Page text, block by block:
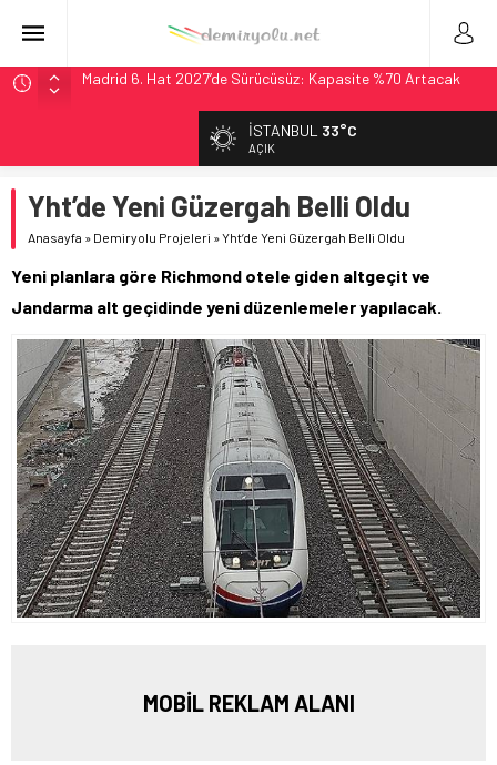
Madrid 6. Hat 2027’de Sürücüsüz: Kapasite %70 Artacak
Laing O’Rourke, 17,2 Milyar Sterlinlik Siparişle Tesis
İtalya’dan Yeni Otomotiv Demiryolu: 4.800 Ton CO2
Webuild Tüneli Tamamladı: Lima’da Seyahat 45 Dakikaya
İndi
Alstom ve Siemens’ten São Paulo’da Çifte Sinyal Hamlesi
İSTANBUL 33°C
AÇIK
Yht’de Yeni Güzergah Belli Oldu
Anasayfa » Demiryolu Projeleri »Yht’de Yeni Güzergah Belli Oldu
Yeni planlara göre Richmond otele giden altgeçit ve
Jandarma alt geçidinde yeni düzenlemeler yapılacak.
MOBİL REKLAM ALANI